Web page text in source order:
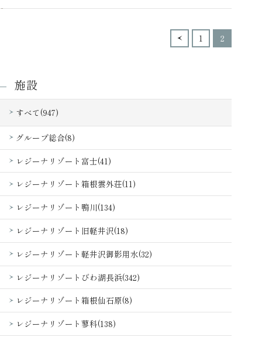
1 2
施設
すべて(947)
グループ総合(8)
レジーナリゾート富士(41)
レジーナリゾート箱根雲外荘(11)
レジーナリゾート鴨川(134)
レジーナリゾート旧軽井沢(18)
レジーナリゾート軽井沢御影用水(32)
レジーナリゾートびわ湖長浜(342)
レジーナリゾート箱根仙石原(8)
レジーナリゾート蓼科(138)